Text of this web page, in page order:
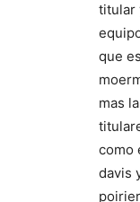
titular
que
mas
como
davis